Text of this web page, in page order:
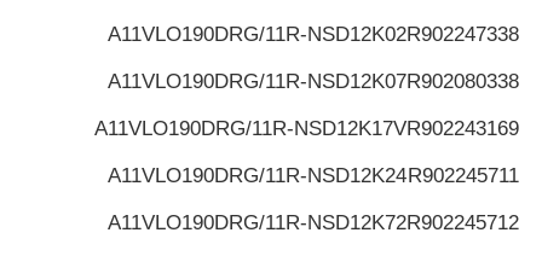
R902247338
A11VLO190DRG/11R-NSD12K02
R902080338
A11VLO190DRG/11R-NSD12K07
R902243169
A11VLO190DRG/11R-NSD12K17V
R902245711
A11VLO190DRG/11R-NSD12K24
R902245712
A11VLO190DRG/11R-NSD12K72